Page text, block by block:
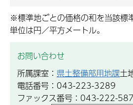
※標準地ごとの価格の和を当該標
単位は円／平方メートル。
お問い合わせ
所属課室： 県土整備部用地課土
電話番号：043-223-3289
ファックス番号：043-222-